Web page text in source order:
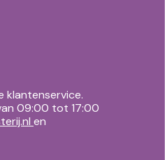
klantenservice.
09:00 tot 17:00
en